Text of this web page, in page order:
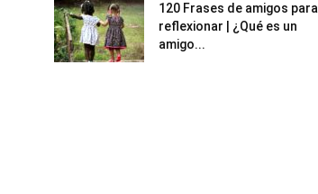
120 Frases de amigos para
reflexionar | ¿Qué es un
amigo...